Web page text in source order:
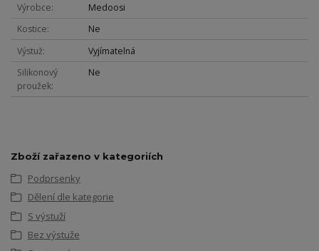
Výrobce
Medoosi
Kostice
Ne
Výstuž
Vyjímatelná
Silikonový
proužek
Ne
Zboží zařazeno v kategoriích
Podprsenky
Dělení dle kategorie
S výstuží
Bez výstuže